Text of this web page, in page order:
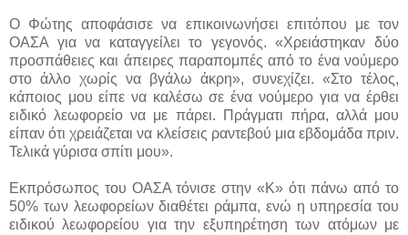
Ο Φώτης αποφάσισε να επικοινωνήσει επιτόπου με τον
ΟΑΣΑ για να καταγγείλει το γεγονός. «Χρειάστηκαν δύο
προσπάθειες και άπειρες παραπομπές από το ένα νούμερο
στο άλλο χωρίς να βγάλω άκρη», συνεχίζει. «Στο τέλος,
κάποιος μου είπε να καλέσω σε ένα νούμερο για να έρθει
ειδικό λεωφορείο να με πάρει. Πράγματι πήρα, αλλά μου
είπαν ότι χρειάζεται να κλείσεις ραντεβού μια εβδομάδα πριν.
Τελικά γύρισα σπίτι μου».
Εκπρόσωπος του ΟΑΣΑ τόνισε στην «Κ» ότι πάνω από το
50% των λεωφορείων διαθέτει ράμπα, ενώ η υπηρεσία του
ειδικού λεωφορείου για την εξυπηρέτηση των ατόμων με